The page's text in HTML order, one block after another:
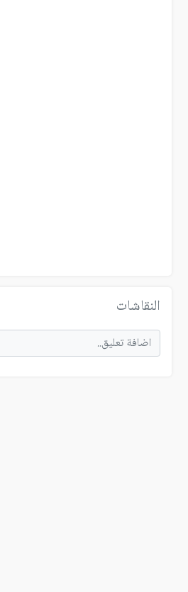
النقاشات